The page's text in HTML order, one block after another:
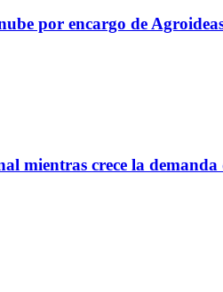
por encargo de
mientras crece la demanda